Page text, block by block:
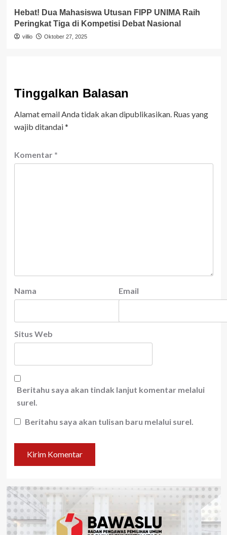
Hebat! Dua Mahasiswa Utusan FIPP UNIMA Raih
Peringkat Tiga di Kompetisi Debat Nasional
villio Oktober 27, 2025
Tinggalkan Balasan
Alamat email Anda tidak akan dipublikasikan. Ruas yang
wajib ditandai*
Komentar *
Nama Email
Situs Web
Beritahu saya akan tindak lanjut komentar melalui
surel.
Beritahu saya akan tulisan baru melalui surel.